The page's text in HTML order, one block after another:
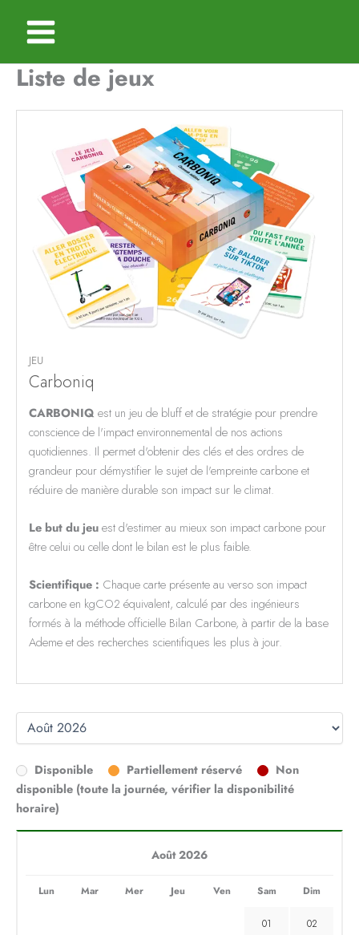
contenu
Liste de jeux
JEU
Carboniq
CARBONIQ est un jeu de bluff et de stratégie pour prendre
conscience de l'impact environnemental de nos actions
quotidiennes. Il permet d'obtenir des clés et des ordres de
grandeur pour démystifier le sujet de l'empreinte carbone et
réduire de manière durable son impact sur le climat.
Le but du jeuest d'estimer au mieux son impact carbone pour
être celui ou celle dont le bilan est le plus faible.
Scientifique : Chaque carte présente au verso son impact
carbone en kgCO2 équivalent, calculé par des ingénieurs
formés à la méthode officielle Bilan Carbone, à partir de la base
Ademe et des recherches scientifiques les plus à jour.
Disponible Partiellement réservé
Non
disponible (toute la journée, vérifier la disponibilité
horaire)
Août 2026
Lun Mar Mer Jeu Ven Sam Dim
01 02